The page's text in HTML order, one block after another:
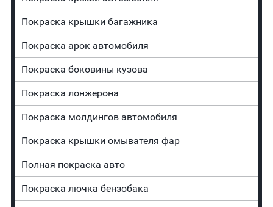
Покраска крышки багажника
Покраска арок автомобиля
Покраска боковины кузова
Покраска лонжерона
Покраска молдингов автомобиля
Покраска крышки омывателя фар
Полная покраска авто
Покраска лючка бензобака